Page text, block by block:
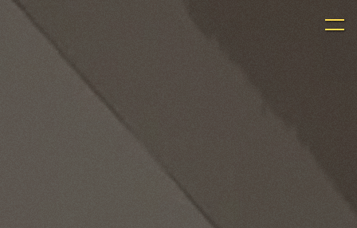
Panneau de gestion des cookies